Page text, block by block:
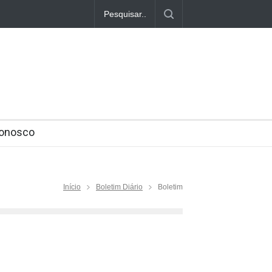
Beneficiários do INSS se empolgam com
Início Boletim Diário Boletim